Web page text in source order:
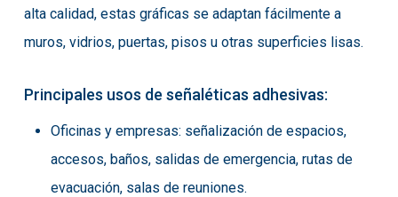
alta calidad, estas gráficas se adaptan fácilmente a
muros, vidrios, puertas, pisos u otras superficies lisas.
Principales usos de señaléticas adhesivas:
Oficinas y empresas: señalización de espacios,
accesos, baños, salidas de emergencia, rutas de
evacuación, salas de reuniones.